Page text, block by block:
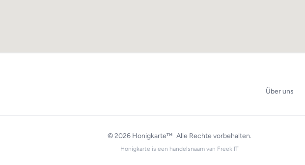
Über uns
© 2026 Honigkarte™ Alle Rechte vorbehalten.
Honigkarte is een handelsnaam van Freek IT